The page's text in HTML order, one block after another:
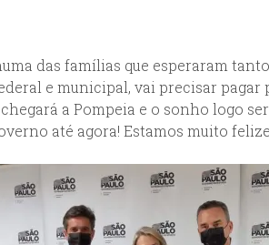
das famílias que esperaram
e municipal, vai precisar pagar
a Pompeia e o sonho logo
até agora! Estamos muito